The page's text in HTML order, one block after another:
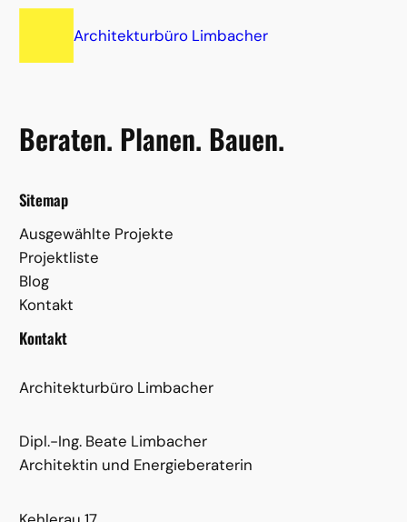
Architekturbüro Limbacher
Beraten. Planen. Bauen.
Sitemap
Ausgewählte Projekte
Projektliste
Blog
Kontakt
Kontakt
Architekturbüro Limbacher
Dipl.-Ing. Beate Limbacher
Architektin und Energieberaterin